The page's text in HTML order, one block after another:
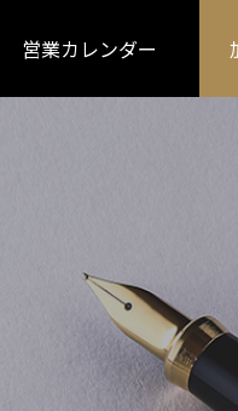
営業カレンダー